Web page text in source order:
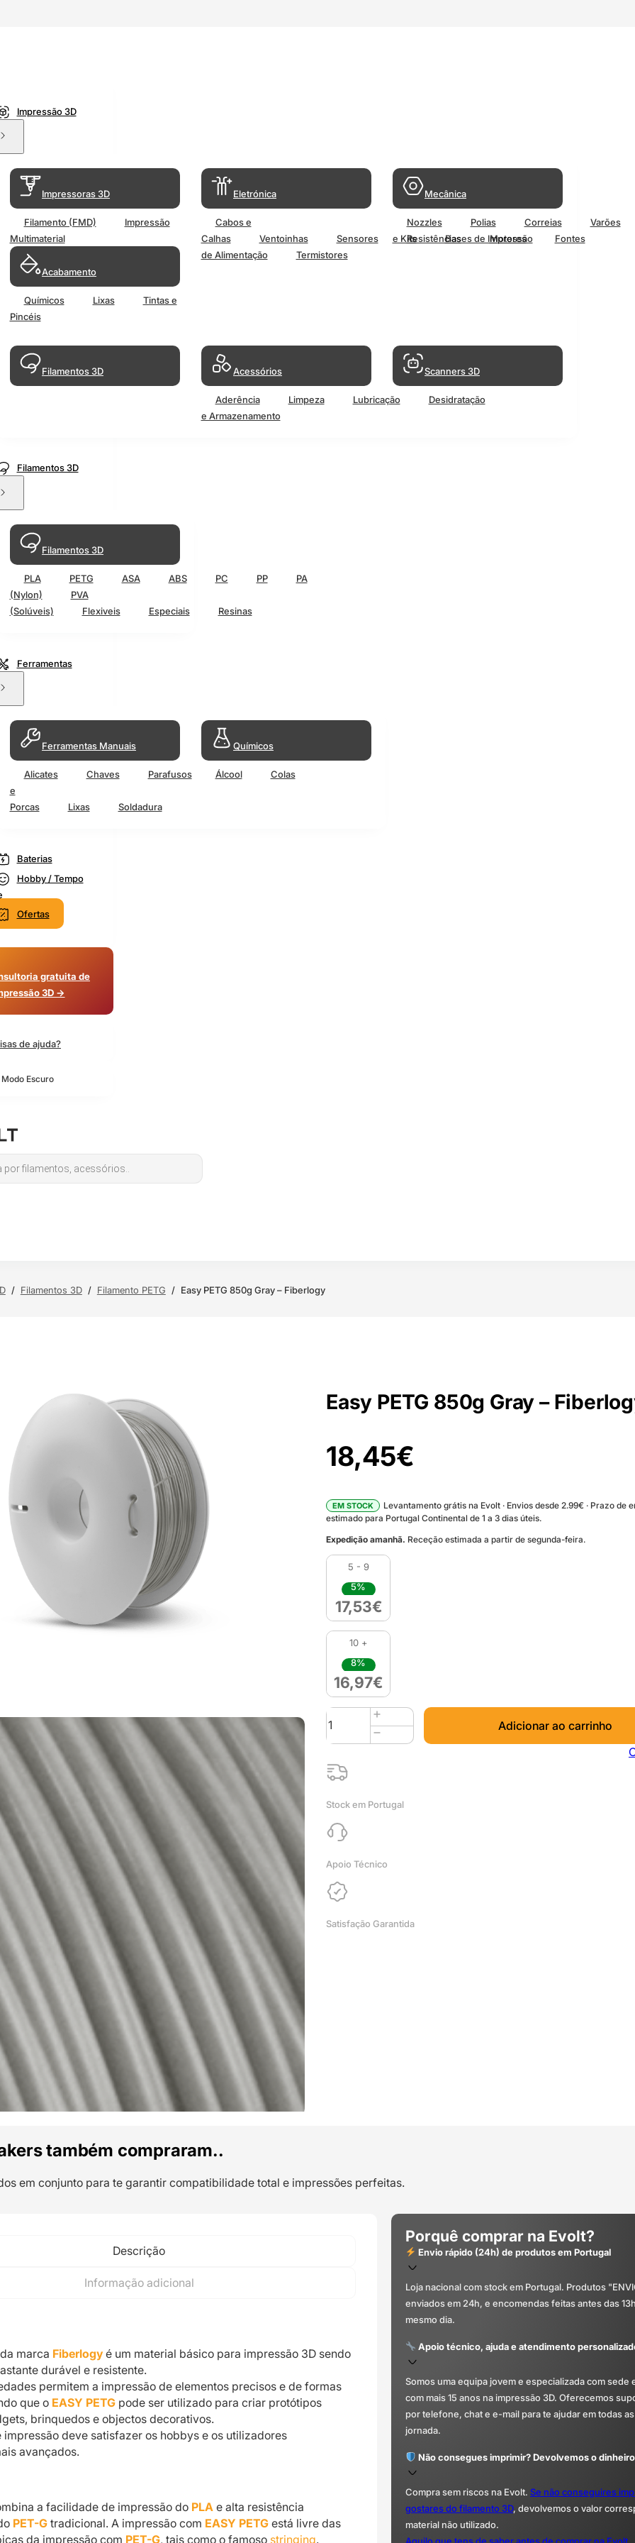
Impressão 3D
Impressoras 3D
Filamento (FMD)
Impressão
Multimaterial
Acabamento
Químicos Lixas
Tintas e
Pincéis
Eletrónica
Cabos e
Calhas
Ventoinhas Sensores Resistências Motores
Fontes
de Alimentação
Termistores
Mecânica
Nozzles Polias Correias
Varões
e Kits
Bases de Impressão
Filamentos 3D Acessórios
Aderência Limpeza Lubricação
Desidratação
e Armazenamento
Scanners 3D
Filamentos 3D
Filamentos 3D
PLA PETG ASA ABS PC PP
PA
(Nylon)
PVA
(Solúveis)
Flexiveis Especiais Resinas
Ferramentas
Ferramentas Manuais
Alicates Chaves
Parafusos
e
Porcas
Lixas Soldadura
Químicos
Álcool Colas
Baterias
Hobby / Tempo
Ofertas
gratuita de
3D →
de ajuda?
Escuro
/ Filamentos 3D / Filamento PETG / Easy PETG 850g Gray – Fiberlogy
Easy PETG 850g Gray –
18,45€
EM STOCK
Levantamento grátis na Evolt · Envios desde 2.99€ · Prazo de
estimado para Portugal Continental de 1 a 3 dias úteis.
Expedição amanhã. Receção estimada a partir de segunda-feira.
5 - 9
5%
17,53€
10 +
8%
16,97€
Quantidade
de
Easy
PETG
850g
-
Fiberlogy
Adicionar ao carrinho
Stock em Portugal
Apoio Técnico
Satisfação Garantida
também compraram..
em conjunto para te garantir compatibilidade total e impressões perfeitas.
Descrição
Informação adicional
da marca Fiberlogy é um material básico para impressão 3D sendo
durável e resistente.
permitem a impressão de elementos precisos e de formas
que o EASY PETG pode ser utilizado para criar protótipos
brinquedos e objectos decorativos.
deve satisfazer os hobbys e os utilizadores
avançados.
a facilidade de impressão do PLA e alta resistência
PET-G tradicional. A impressão com EASY PETG está livre das
da impressão com PET-G, tais como o famoso stringing.
Porquê comprar na Evolt?
Envio rápido (24h) de produtos em Portugal
Loja nacional com stock em Portugal. Produtos
enviados em 24h, e encomendas feitas antes das
mesmo dia.
Apoio técnico, ajuda e atendimento
Somos uma equipa jovem e especializada com sede
com mais 15 anos na impressão 3D. Oferecemos
por telefone, chat e e-mail para te ajudar em todas
jornada.
Não consegues imprimir? Devolvemos o
Compra sem riscos na Evolt. Se não conseguires
gostares do filamento 3D, devolvemos o valor
material não utilizado.
Aquilo que tens de saber antes de comprar na Evolt.